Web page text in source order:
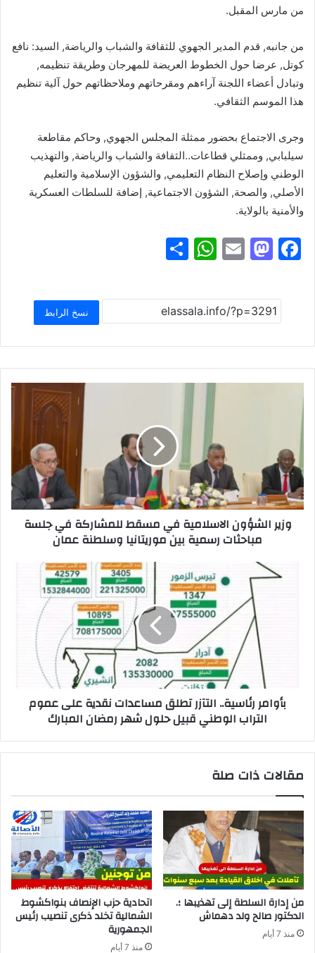
من مارس المقبل.
من جانبه, قدم المدير الجهوي للثقافة والشباب والرياضة, السيد: نافع
كوتل, عرضا حول الخطوط العريضة للمهرجان وطريقة تنظيمه,
وتبادل أعضاء اللجنة آراءهم ومقرحاتهم وملاحظاتهم حول آلية تنظيم
هذا الموسم الثقافي.
وجرى الاجتماع بحضور ممثلة المجلس الجهوي, وحاكم مقاطعة
سيلبابي, وممثلي قطاعات..الثقافة والشباب والرياضة, والتهذيب
الوطني وإصلاح النظام التعليمي, والشؤون الإسلامية والتعليم
الأصلي, والصحة, الشؤون الاجتماعية, إضافة للسلطات العسكرية
والأمنية بالولاية.
F
c
e
b
o
o
M
st
o
d
o
n
E
ai
l
W
at
s
A
p
p
ar
e
نسخ الرابط
وزير الشؤون الاسلامية في مسقط للمشاركة في جلسة
مباحثات رسمية بين موريتانيا وسلطنة عمان
بأوامر رئاسية.. التآزر تطلق مساعدات نقدية على عموم
التراب الوطني قبيل حلول شهر رمضان المبارك
مقالات ذات صلة
من إدارة السلطة إلى تهذيبها ؛.
الدكتور صالح ولد دهماش
منذ 7 أيام
اتحادية حزب الإنصاف بنواكشوط
الشمالية تخلد ذكرى تنصيب رئيس
الجمهورية
منذ 7 أيام